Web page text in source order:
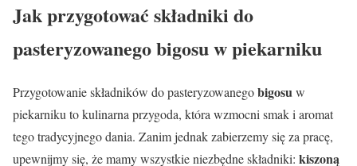
Jak przygotować składniki do
pasteryzowanego bigosu w piekarniku
Przygotowanie składników do pasteryzowanegobigosuw
piekarniku to kulinarna przygoda, która wzmocni smak i aromat
tego tradycyjnego dania. Zanim jednak zabierzemy się za pracę,
upewnijmy się, że mamy wszystkie niezbędne składniki: kiszoną